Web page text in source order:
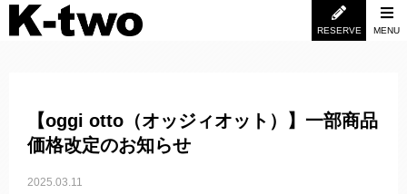
RESERVE MENU
【oggi otto（オッジィオット）】一部商品
価格改定のお知らせ
2025.03.11